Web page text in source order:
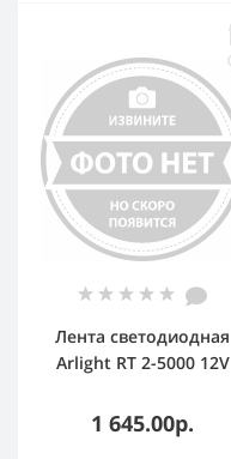
Лента светодиодная
Arlight RT 2-5000 12V
LUX) (4.8 Вт/м, IP20)
1 645.00р.